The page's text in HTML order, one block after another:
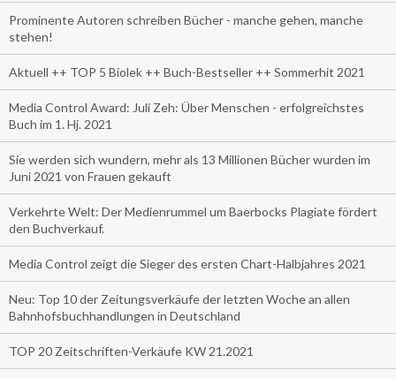
Prominente Autoren schreiben Bücher - manche gehen, manche
stehen!
Aktuell ++ TOP 5 Biolek ++ Buch-Bestseller ++ Sommerhit 2021
Media Control Award: Juli Zeh: Über Menschen - erfolgreichstes
Buch im 1. Hj. 2021
Sie werden sich wundern, mehr als 13 Millionen Bücher wurden im
Juni 2021 von Frauen gekauft
Verkehrte Welt: Der Medienrummel um Baerbocks Plagiate fördert
den Buchverkauf.
Media Control zeigt die Sieger des ersten Chart-Halbjahres 2021
Neu: Top 10 der Zeitungsverkäufe der letzten Woche an allen
Bahnhofsbuchhandlungen in Deutschland
TOP 20 Zeitschriften-Verkäufe KW 21.2021